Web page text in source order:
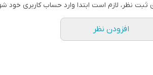
ثبت نظر، لازم است ابتدا وارد حساب کاربری خود
افزودن نظر